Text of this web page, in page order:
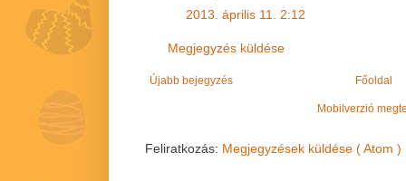
2013. április 11. 2:12
Megjegyzés küldése
Újabb bejegyzés Főoldal
Mobilverzió
Feliratkozás: Megjegyzések küldése ( Atom )